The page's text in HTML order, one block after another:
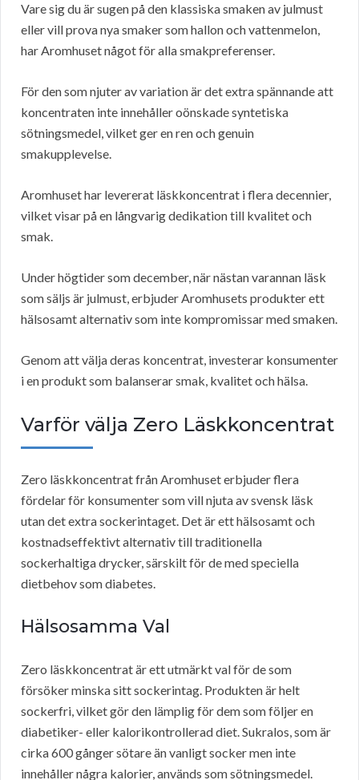
Vare sig du är sugen på den klassiska smaken av julmust
eller vill prova nya smaker som hallon och vattenmelon,
har Aromhuset något för alla smakpreferenser.
För den som njuter av variation är det extra spännande att
koncentraten inte innehåller oönskade syntetiska
sötningsmedel, vilket ger en ren och genuin
smakupplevelse.
Aromhuset har levererat läskkoncentrat i flera decennier,
vilket visar på en långvarig dedikation till kvalitet och
smak.
Under högtider som december, när nästan varannan läsk
som säljs är julmust, erbjuder Aromhusets produkter ett
hälsosamt alternativ som inte kompromissar med smaken.
Genom att välja deras koncentrat, investerar konsumenter
i en produkt som balanserar smak, kvalitet och hälsa.
Varför välja Zero Läskkoncentrat
Zero läskkoncentrat från Aromhuset erbjuder flera
fördelar för konsumenter som vill njuta av svensk läsk
utan det extra sockerintaget. Det är ett hälsosamt och
kostnadseffektivt alternativ till traditionella
sockerhaltiga drycker, särskilt för de med speciella
dietbehov som diabetes.
Hälsosamma Val
Zero läskkoncentrat är ett utmärkt val för de som
försöker minska sitt sockerintag. Produkten är helt
sockerfri, vilket gör den lämplig för dem som följer en
diabetiker- eller kalorikontrollerad diet. Sukralos, som är
cirka 600 gånger sötare än vanligt socker men inte
innehåller några kalorier, används som sötningsmedel.